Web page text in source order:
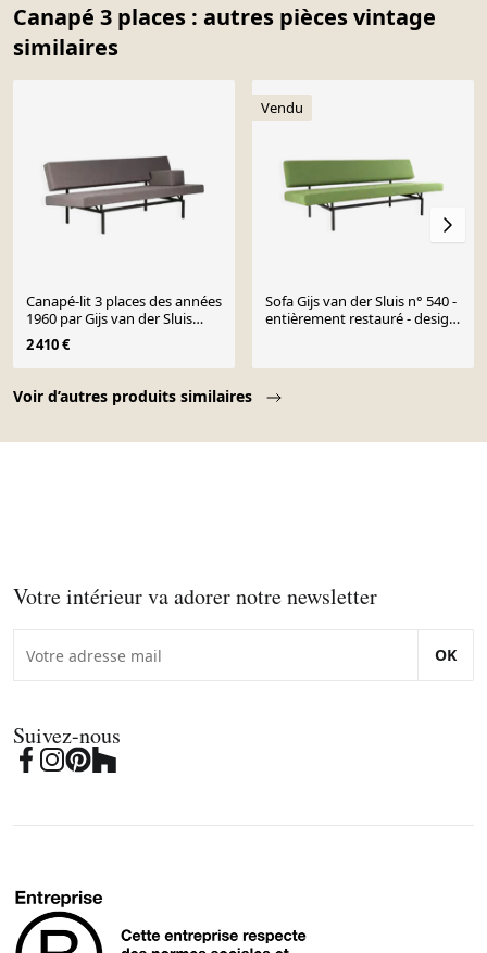
Canapé 3 places : autres pièces vintage
similaires
Voir d’autres produits similaires
Canapé-lit 3 places des années
1960 par Gijs van der Sluis
pour Gispen, Pays-Bas
2 410 €
Vendu
Sofa Gijs van der Sluis n° 540 -
entièrement restauré - design
Votre intérieur va adorer notre newsletter
OK
Suivez-nous